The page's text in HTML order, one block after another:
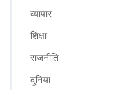
व्यापार
शिक्षा
राजनीति
दुनिया